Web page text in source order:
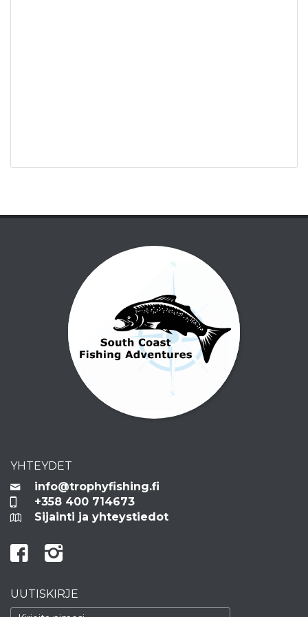
YHTEYDET
info@trophyfishing.fi
+358 400 714673
Sijainti ja yhteystiedot
UUTISKIRJE